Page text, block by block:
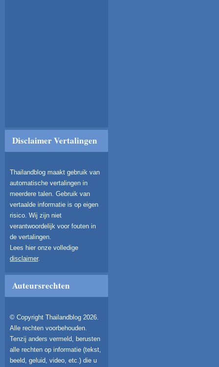
Disclaimer Vertalingen
Thailandblog maakt gebruik van
automatische vertalingen in
meerdere talen. Gebruik van
vertaalde informatie is op eigen
risico. Wij zijn niet
verantwoordelijk voor fouten in
de vertalingen.
Lees hier onze volledige
disclaimer.
Auteursrechten
© Copyright Thailandblog 2026.
Alle rechten voorbehouden.
Tenzij anders vermeld, berusten
alle rechten op informatie (tekst,
beeld, geluid, video, etc.) die u